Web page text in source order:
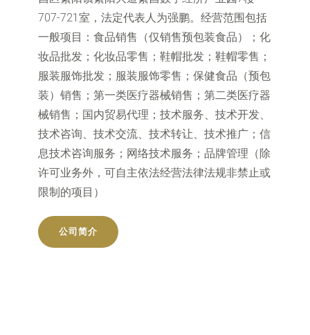
707-721室，法定代表人为强鹏。经营范围包括
一般项目：食品销售（仅销售预包装食品）；化
妆品批发；化妆品零售；鞋帽批发；鞋帽零售；
服装服饰批发；服装服饰零售；保健食品（预包
装）销售；第一类医疗器械销售；第二类医疗器
械销售；国内贸易代理；技术服务、技术开发、
技术咨询、技术交流、技术转让、技术推广；信
息技术咨询服务；网络技术服务；品牌管理（除
许可业务外，可自主依法经营法律法规非禁止或
限制的项目）
公司简介